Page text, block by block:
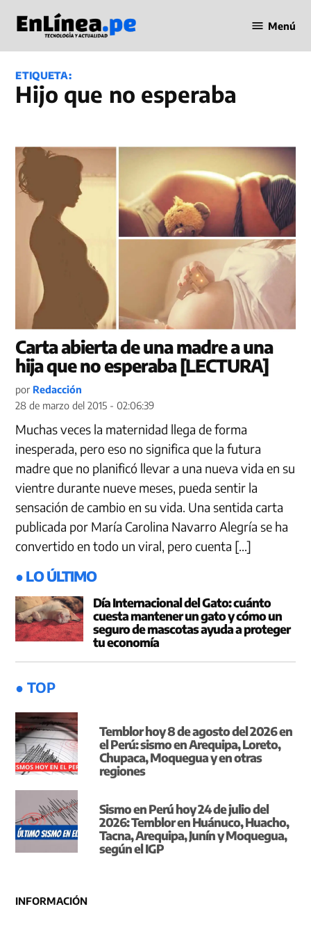
contenido
en Línea
Menú
ETIQUETA:
hijo que no esperaba
Carta abierta de una madre a una
hija que no esperaba [LECTURA]
por Redacción
28 de marzo del 2015 - 02:06:39
Muchas veces la maternidad llega de forma
inesperada, pero eso no significa que la futura
madre que no planificó llevar a una nueva vida en su
vientre durante nueve meses, pueda sentir la
sensación de cambio en su vida. Una sentida carta
publicada por María Carolina Navarro Alegría se ha
convertido en todo un viral, pero cuenta […]
● LO ÚLTIMO
Día Internacional del Gato: cuánto
cuesta mantener un gato y cómo un
seguro de mascotas ayuda a proteger
tu economía
● TOP
Temblor hoy 8 de agosto del 2026 en
el Perú: sismo en Arequipa, Loreto,
Chupaca, Moquegua y en otras
regiones
Sismo en Perú hoy 24 de julio del
2026: Temblor en Huánuco, Huacho,
Tacna, Arequipa, Junín y Moquegua,
según el IGP
INFORMACIÓN